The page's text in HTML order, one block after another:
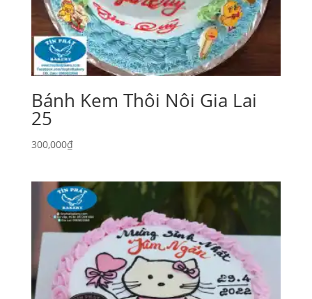
Bánh Kem Thôi Nôi Gia Lai
25
300,000₫